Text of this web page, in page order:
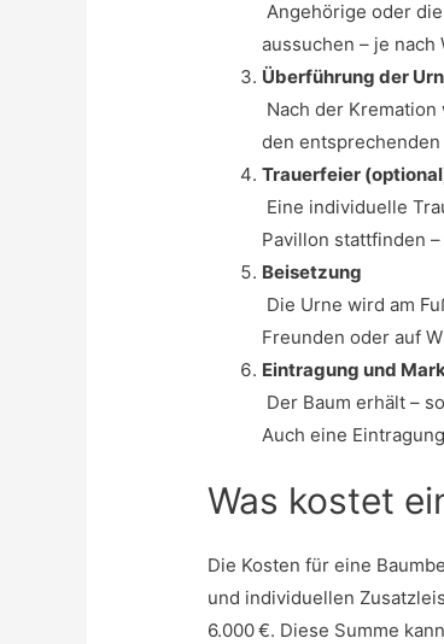
Angehörige oder
aussuchen – je
Überführung der
Nach der
den
Trauerfeier
Eine individuelle
Pavillon stattfinden
Beisetzung
Die Urne wird am
Freunden oder auf
Eintragung und
Der Baum erhält –
Auch eine
Was kostet
Die Kosten für eine
und individuellen
6.000 €. Diese Summe